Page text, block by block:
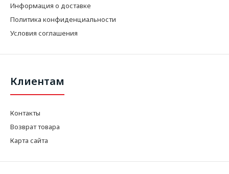
Информация о доставке
Политика конфиденциальности
Условия соглашения
Клиентам
Контакты
Возврат товара
Карта сайта